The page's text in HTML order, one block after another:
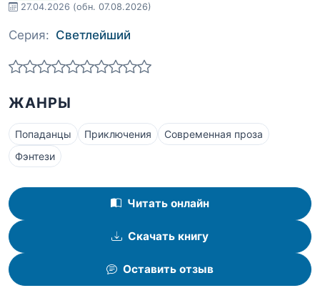
27.04.2026 (обн. 07.08.2026)
Серия: Светлейший
ЖАНРЫ
Попаданцы Приключения
Современная проза
Фэнтези
Читать онлайн
Скачать книгу
Оставить отзыв